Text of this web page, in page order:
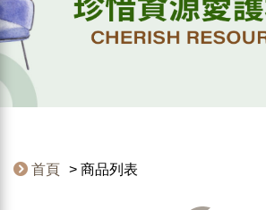
首頁 商品列表